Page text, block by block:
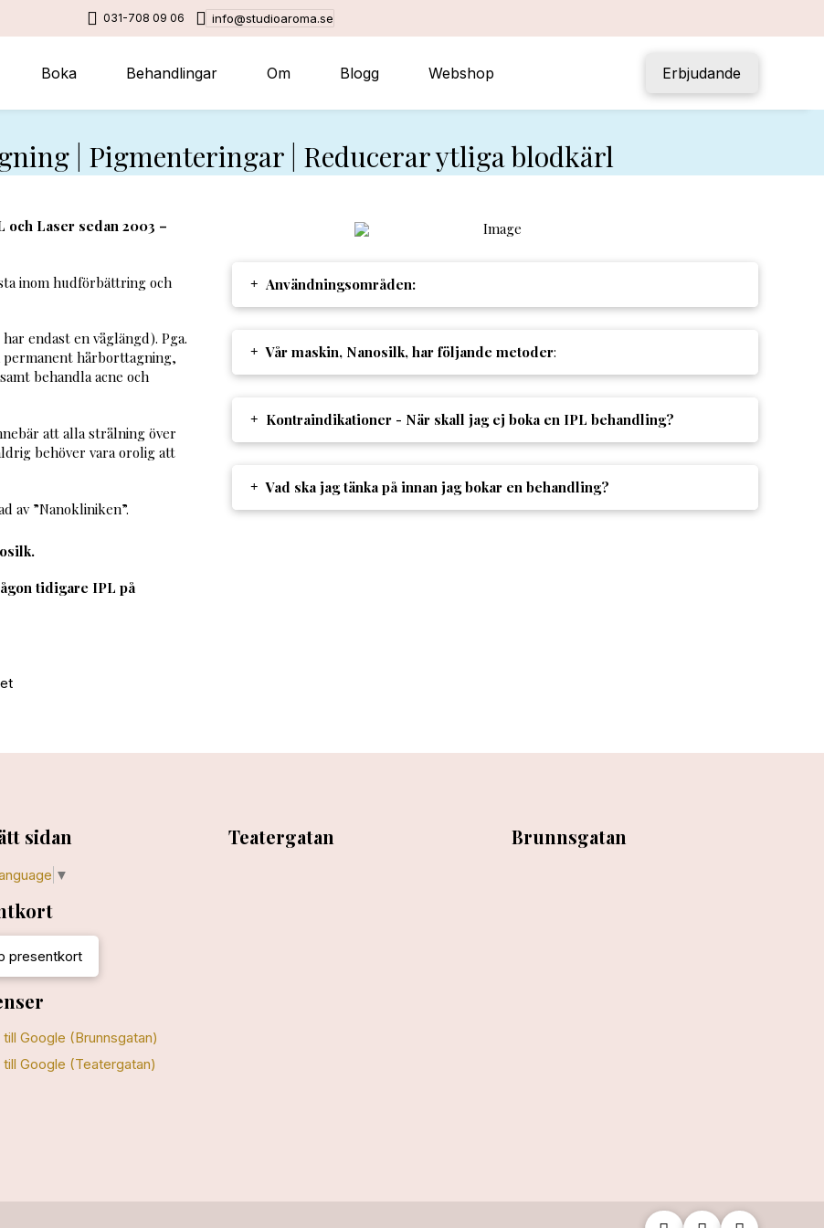
031-708 09 06 info@studioaroma.se
Boka Behandlingar Om Blogg Webshop Erbjudande
| Pigmenteringar | Reducerar ytliga blodkärl
och Laser sedan 2003 –
inom hudförbättring och
endast en våglängd). Pga.
permanent hårborttagning,
behandla acne och
att alla strålning över
behöver vara orolig att
av ”Nanokliniken”.
tidigare IPL på
Användningsområden:
Vår maskin, Nanosilk, har följande metoder:
Kontraindikationer - När skall jag ej boka en IPL behandling?
Vad ska jag tänka på innan jag bokar en behandling?
sidan
▼
presentkort
till Google (Brunnsgatan)
till Google (Teatergatan)
Teatergatan Brunnsgatan